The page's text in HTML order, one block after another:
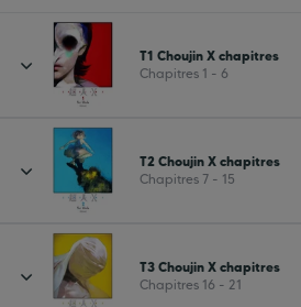
T1 Choujin X chapitres
Chapitres 1 - 6
T2 Choujin X chapitres
Chapitres 7 - 15
T3 Choujin X chapitres
Chapitres 16 - 21